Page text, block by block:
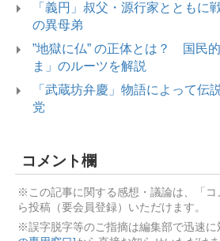
「義円」叔父・源行家とともに
の異母弟
”地獄に仏” の正体とは？ 国民
ま」のルーツを解説
「武蔵坊弁慶」物語によって伝
党
コメント欄
※この記事に関する感想・議論は、「
ら投稿（要会員登録）いただけます。
※誤字脱字等のご指摘は編集部で迅速に